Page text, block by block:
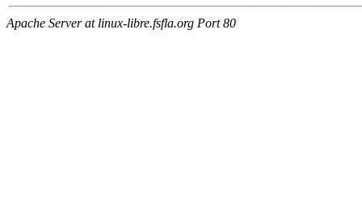
Apache Server at linux-libre.fsfla.org Port 80